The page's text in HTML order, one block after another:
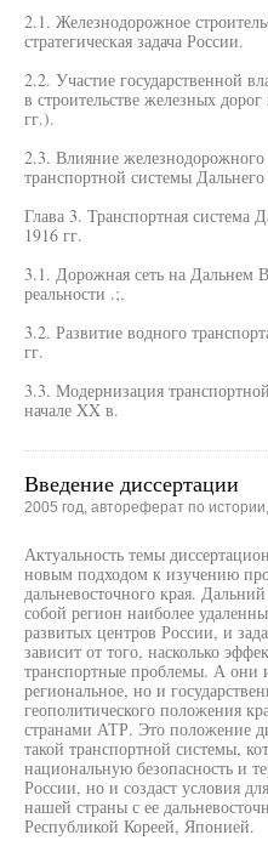
2.1. Железнодорожное
стратегическая задача России.
2.2. Участие государственной
в строительстве железных
гг.).
2.3. Влияние железнодорожного
транспортной системы Дальнего
Глава 3. Транспортная система
1916 гг.
3.1. Дорожная сеть на Дальнем
реальности .;.
3.2. Развитие водного
гг.
3.3. Модернизация
начале XX в.
Введение диссертации
2005 год, автореферат по
Актуальность темы
новым подходом к изучению
дальневосточного края.
собой регион наиболее
развитых центров России, и
зависит от того, насколько
транспортные проблемы. А
региональное, но и
геополитического положения
странами АТР. Это положение
такой транспортной системы,
национальную безопасность и
России, но и создаст условия
нашей страны с ее
Республикой Кореей, Японией.